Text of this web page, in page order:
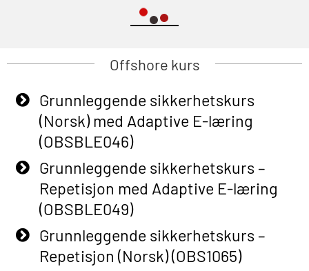
Offshore kurs
Grunnleggende sikkerhetskurs
(Norsk) med Adaptive E-læring
(OBSBLE046)
Grunnleggende sikkerhetskurs –
Repetisjon med Adaptive E-læring
(OBSBLE049)
Grunnleggende sikkerhetskurs –
Repetisjon (Norsk) (OBS1065)